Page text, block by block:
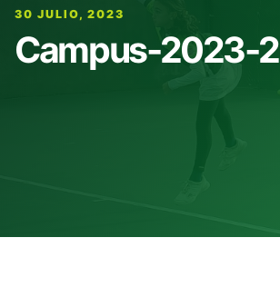
30 JULIO, 2023
Campus-2023-2